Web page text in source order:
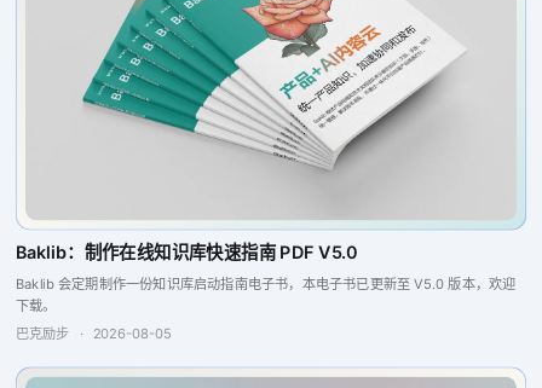
Baklib：制作在线知识库快速指南 PDF V5.0
Baklib 会定期制作一份知识库启动指南电子书，本电子书已更新至 V5.0 版本，欢迎
下载。
巴克励步
· 2026-08-05